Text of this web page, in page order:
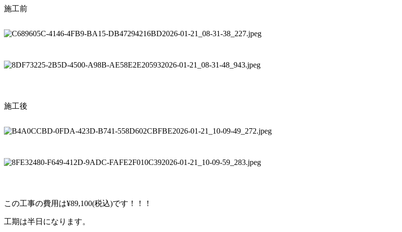
施工前
施工後
この工事の費用は¥89,100(税込)です！！！
工期は半日になります。